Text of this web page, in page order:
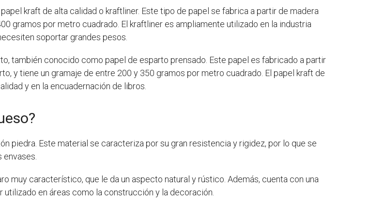
kraft de alta calidad o kraftliner. Este tipo de papel se fabrica a partir de madera
gramos por metro cuadrado. El kraftliner es ampliamente utilizado en la industria
soportar grandes pesos.
también conocido como papel de esparto prensado. Este papel es fabricado a partir
y tiene un gramaje de entre 200 y 350 gramos por metro cuadrado. El papel kraft de
y en la encuadernación de libros.
piedra. Este material se caracteriza por su gran resistencia y rigidez, por lo que se
envases.
muy característico, que le da un aspecto natural y rústico. Además, cuenta con una
en áreas como la construcción y la decoración.